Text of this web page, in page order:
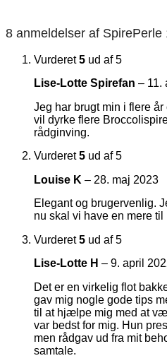
8 anmeldelser af SpirePerle
Vurderet5 ud af 5
Lise-Lotte Spirefan – 11.
Jeg har brugt min i flere
vil dyrke flere
rådginving.
Vurderet5 ud af 5
Louise K – 28. maj 2023
Elegant og brugervenlig.
nu skal vi have en mere til
Vurderet5 ud af 5
Lise-Lotte H – 9. april
Det er en virkelig flot
gav mig nogle gode tips
til at hjælpe mig med at
var bedst for mig. Hun
men rådgav ud fra mit
samtale.